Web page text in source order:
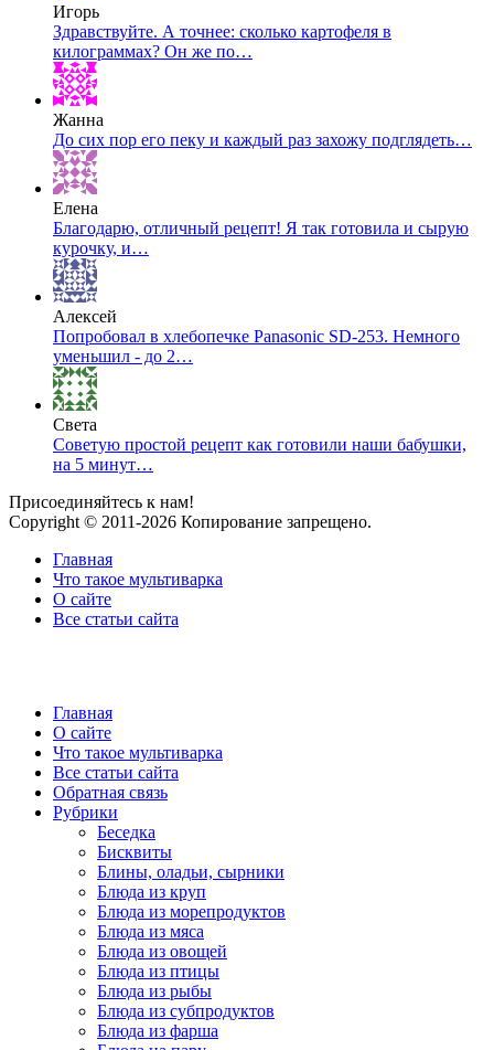
Игорь
Здравствуйте. А точнее: сколько картофеля в
килограммах? Он же по…
Жанна
До сих пор его пеку и каждый раз захожу подглядеть…
Елена
Благодарю, отличный рецепт! Я так готовила и сырую
курочку, и…
Алексей
Попробовал в хлебопечке Panasonic SD-253. Немного
уменьшил - до 2…
Света
Советую простой рецепт как готовили наши бабушки,
на 5 минут…
Присоединяйтесь к нам!
Copyright © 2011-2026 Копирование запрещено.
Главная
Что такое мультиварка
О сайте
Все статьи сайта
Главная
О сайте
Что такое мультиварка
Все статьи сайта
Обратная связь
Рубрики
Беседка
Бисквиты
Блины, оладьи, сырники
Блюда из круп
Блюда из морепродуктов
Блюда из мяса
Блюда из овощей
Блюда из птицы
Блюда из рыбы
Блюда из субпродуктов
Блюда из фарша